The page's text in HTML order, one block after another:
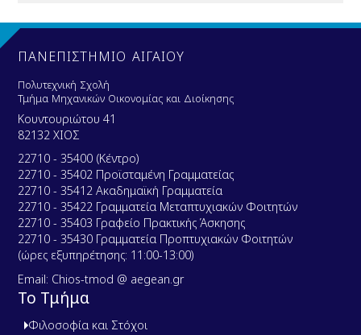
u
e
n
t
ΠΑΝΕΠΙΣΤΗΜΙΟ ΑΙΓΑΙΟΥ
Πολυτεχνική Σχολή
Τμήμα Μηχανικών Οικονομίας και Διοίκησης
Κουντουριώτου 41
82132 ΧΙΟΣ
22710 - 35400 (Κέντρο)
22710 - 35402 Προϊσταμένη Γραμματείας
22710 - 35412 Ακαδημαϊκή Γραμματεία
22710 - 35422 Γραμματεία Μεταπτυχιακών Φοιτητών
22710 - 35403 Γραφείο Πρακτικής Άσκησης
22710 - 35430 Γραμματεία Προπτυχιακών Φοιτητών
(ώρες εξυπηρέτησης: 11:00-13:00)
Email: Chios-tmod @ aegean.gr
Το Τμήμα
Φιλοσοφία και Στόχοι